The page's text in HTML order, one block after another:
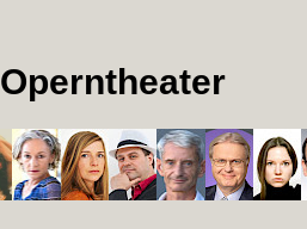
Operntheater